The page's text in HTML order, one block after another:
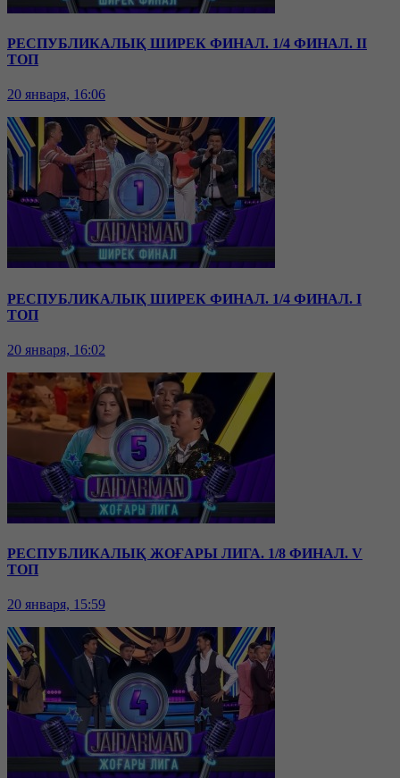
РЕСПУБЛИКАЛЫҚ ШИРЕК ФИНАЛ. 1/4 ФИНАЛ. II
ТОП
20 января, 16:06
РЕСПУБЛИКАЛЫҚ ШИРЕК ФИНАЛ. 1/4 ФИНАЛ. I
ТОП
20 января, 16:02
РЕСПУБЛИКАЛЫҚ ЖОҒАРЫ ЛИГА. 1/8 ФИНАЛ. V
ТОП
20 января, 15:59